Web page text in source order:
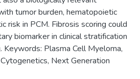
tumor burden, hematopoietic
risk in PCM. Fibrosis scoring could
biomarker in clinical stratification
Keywords: Plasma Cell Myeloma,
Next Generation